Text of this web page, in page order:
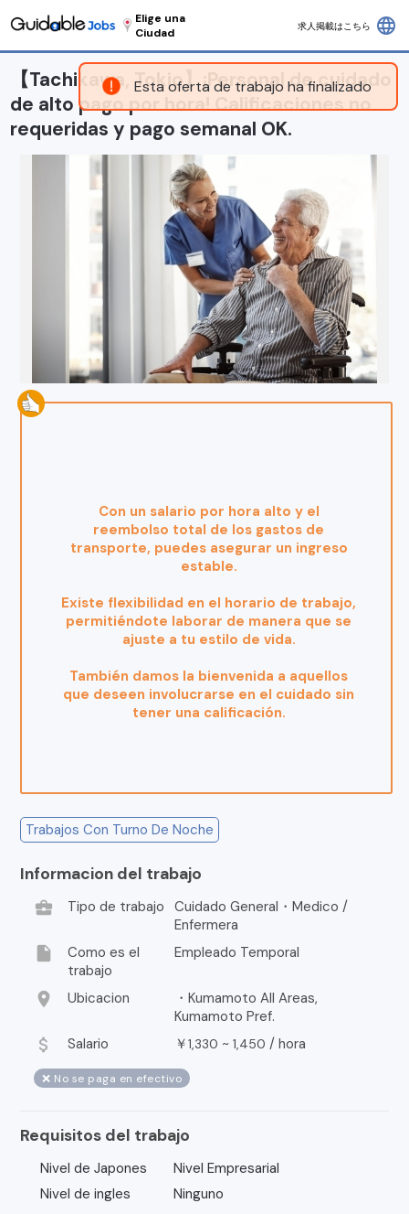
Esta oferta de trabajo ha finalizado
Elige una
Ciudad
求人掲載はこちら language
【Tachikawa, Tokio】¡Personal de cuidado
de alto pago por hora! Calificaciones no
requeridas y pago semanal OK.
Con un salario por hora alto y el
reembolso total de los gastos de
transporte, puedes asegurar un ingreso
estable.
Existe flexibilidad en el horario de trabajo,
permitiéndote laborar de manera que se
ajuste a tu estilo de vida.
También damos la bienvenida a aquellos
que deseen involucrarse en el cuidado sin
tener una calificación.
Trabajos Con Turno De Noche
Informacion del trabajo
business_center
Tipo de trabajo Cuidado General・Medico /
Enfermera
insert_drive_file
Como es el
trabajo
Empleado Temporal
location_on Ubicacion
・Kumamoto All Areas,
Kumamoto Pref.
attach_money Salario ￥1,330 ~ 1,450 / hora
❌ No se paga en efectivo
Requisitos del trabajo
Nivel de Japones
Nivel Empresarial
Nivel de ingles
Ninguno